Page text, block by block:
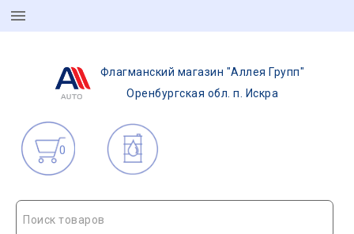
Флагманский магазин "Аллея Групп"
Оренбургская обл. п. Искра
0
Поиск товаров